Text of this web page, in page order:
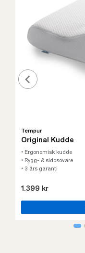
Tempur
Original Kudde
• Ergonomisk kudde
• Rygg- & sidosovare
• 3 års garanti
1.399 kr